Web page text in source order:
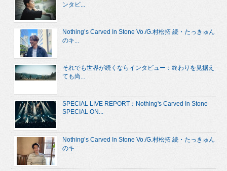
ンタビ...
Nothing’s Carved In Stone Vo./G.村松拓 続・たっきゅん
のキ...
それでも世界が続くならインタビュー：終わりを見据え
ても尚...
SPECIAL LIVE REPORT：Nothing's Carved In Stone
SPECIAL ON...
Nothing’s Carved In Stone Vo./G.村松拓 続・たっきゅん
のキ...